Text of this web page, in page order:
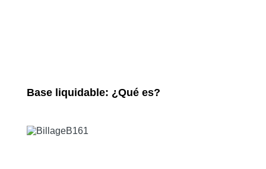
Base liquidable: ¿Qué es?